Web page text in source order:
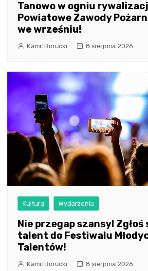
Tanowo w ogniu
Powiatowe Zawody
we wrześniu!
Kamil Borucki 8 sierpnia 2026
Kultura Wydarzenia
Nie przegap szansy! Zgłoś
talent do Festiwalu
Talentów!
Kamil Borucki 8 sierpnia 2026